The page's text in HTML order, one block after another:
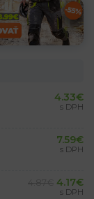
4.33€
s DPH
7.59€
s DPH
4.17€
s DPH